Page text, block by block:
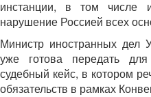
инстанции, в том числе
нарушение Россией всех
Министр иностранных дел
уже готова передать
судебный кейс, в котором
обязательств в рамках